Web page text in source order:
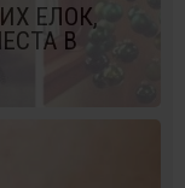
ЕЛОК,
В